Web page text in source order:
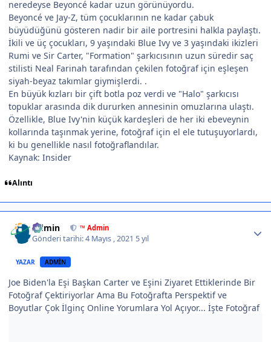
neredeyse Beyoncé kadar uzun görünüyordu.
Beyoncé ve Jay-Z, tüm çocuklarının ne kadar çabuk
büyüdüğünü gösteren nadir bir aile portresini halkla paylaştı.
İkili ve üç çocukları, 9 yaşındaki Blue Ivy ve 3 yaşındaki ikizleri
Rumi ve Sir Carter, "Formation" şarkıcısının uzun süredir saç
stilisti Neal Farinah tarafından çekilen fotoğraf için eşleşen
siyah-beyaz takımlar giymişlerdi. .
En büyük kızları bir çift botla poz verdi ve "Halo" şarkıcısı
topuklar arasında dik dururken annesinin omuzlarına ulaştı.
Özellikle, Blue Ivy'nin küçük kardeşleri de her iki ebeveynin
kollarında taşınmak yerine, fotoğraf için el ele tutuşuyorlardı,
ki bu genellikle nasıl fotoğraflandılar.
Kaynak: Insider
Alıntı
Admin ™ Admin
Gönderi tarihi:4 Mayıs , 2021 5 yıl
YAZAR ADMIN
Joe Biden'la Eşi Başkan Carter ve Eşini Ziyaret Ettiklerinde Bir
Fotoğraf Çektiriyorlar Ama Bu Fotoğrafta Perspektif ve
Boyutlar Çok İlginç Online Yorumlara Yol Açıyor... İşte Fotoğraf